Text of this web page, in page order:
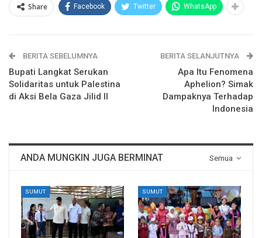
Share Facebook Twitter WhatsApp
BERITA SEBELUMNYA
Bupati Langkat Serukan
Solidaritas untuk Palestina
di Aksi Bela Gaza Jilid II
BERITA SELANJUTNYA
Apa Itu Fenomena
Aphelion? Simak
Dampaknya Terhadap
Indonesia
Semua
ANDA MUNGKIN JUGA BERMINAT
SUMUT SUMUT